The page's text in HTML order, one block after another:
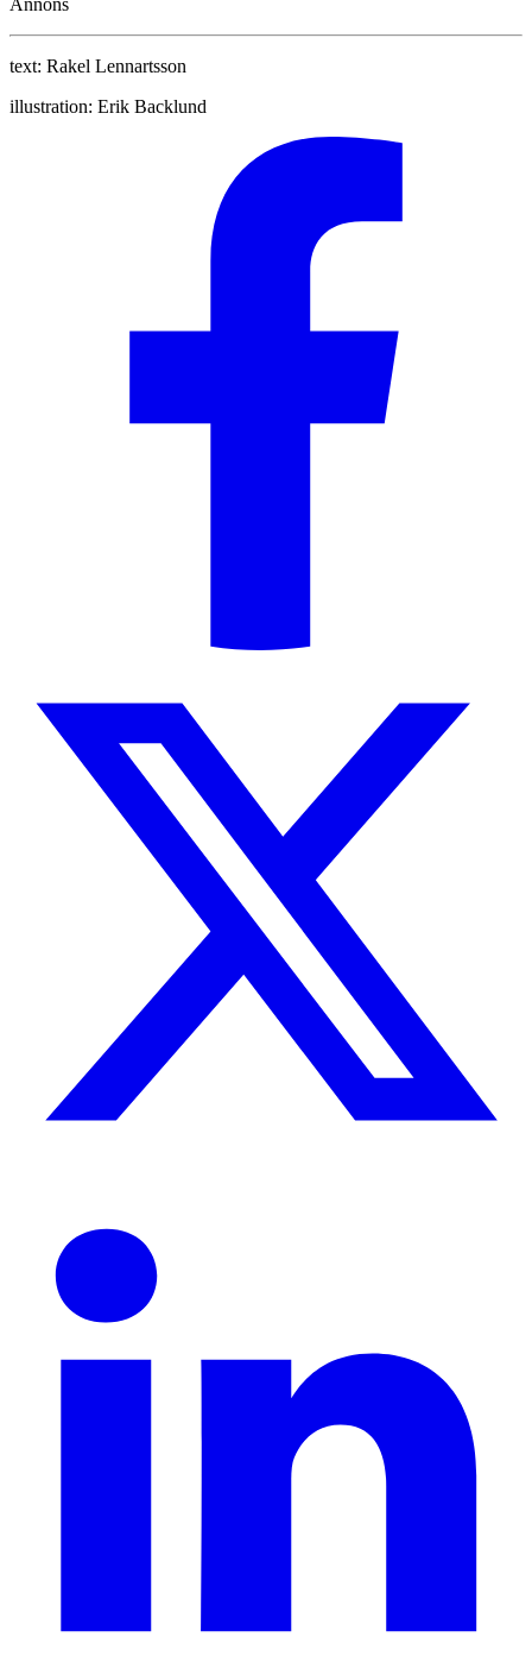
Annons
text: Rakel Lennartsson
illustration: Erik Backlund